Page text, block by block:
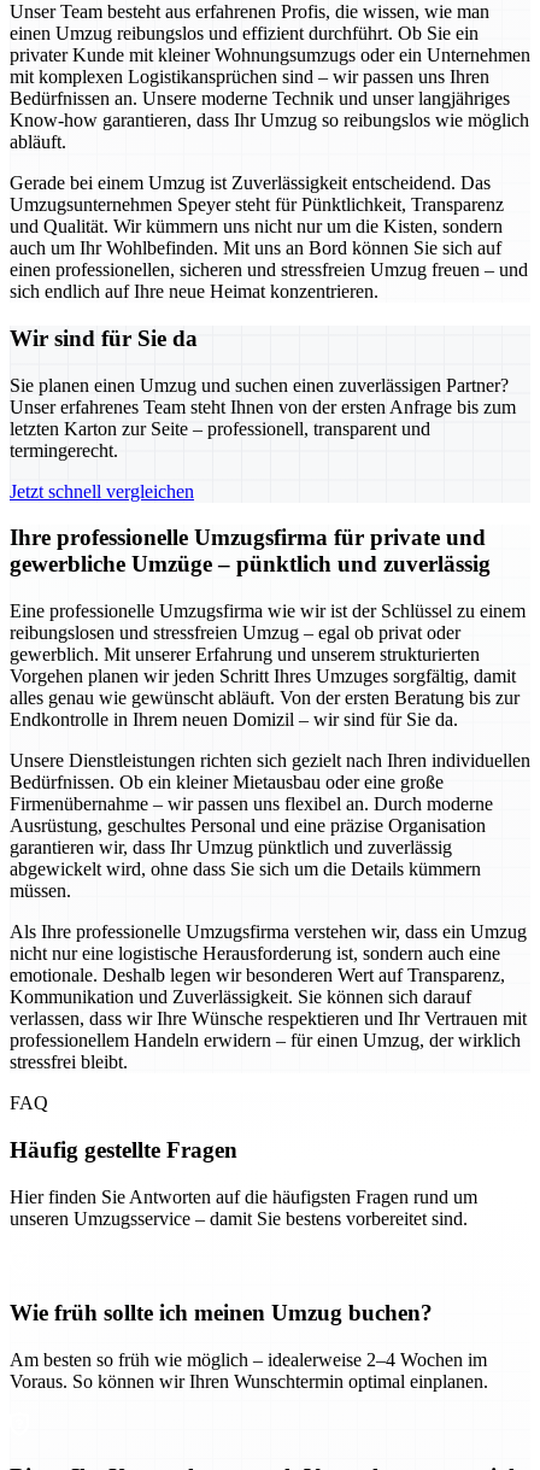
Unser Team besteht aus erfahrenen Profis, die wissen, wie man
einen Umzug reibungslos und effizient durchführt. Ob Sie ein
privater Kunde mit kleiner Wohnungsumzugs oder ein Unternehmen
mit komplexen Logistikansprüchen sind – wir passen uns Ihren
Bedürfnissen an. Unsere moderne Technik und unser langjähriges
Know-how garantieren, dass Ihr Umzug so reibungslos wie möglich
abläuft.
Gerade bei einem Umzug ist Zuverlässigkeit entscheidend. Das
Umzugsunternehmen Speyer steht für Pünktlichkeit, Transparenz
und Qualität. Wir kümmern uns nicht nur um die Kisten, sondern
auch um Ihr Wohlbefinden. Mit uns an Bord können Sie sich auf
einen professionellen, sicheren und stressfreien Umzug freuen – und
sich endlich auf Ihre neue Heimat konzentrieren.
Wir sind für Sie da
Sie planen einen Umzug und suchen einen zuverlässigen Partner?
Unser erfahrenes Team steht Ihnen von der ersten Anfrage bis zum
letzten Karton zur Seite – professionell, transparent und
termingerecht.
Jetzt schnell vergleichen
Ihre professionelle Umzugsfirma für private und
gewerbliche Umzüge – pünktlich und zuverlässig
Eine professionelle Umzugsfirma wie wir ist der Schlüssel zu einem
reibungslosen und stressfreien Umzug – egal ob privat oder
gewerblich. Mit unserer Erfahrung und unserem strukturierten
Vorgehen planen wir jeden Schritt Ihres Umzuges sorgfältig, damit
alles genau wie gewünscht abläuft. Von der ersten Beratung bis zur
Endkontrolle in Ihrem neuen Domizil – wir sind für Sie da.
Unsere Dienstleistungen richten sich gezielt nach Ihren individuellen
Bedürfnissen. Ob ein kleiner Mietausbau oder eine große
Firmenübernahme – wir passen uns flexibel an. Durch moderne
Ausrüstung, geschultes Personal und eine präzise Organisation
garantieren wir, dass Ihr Umzug pünktlich und zuverlässig
abgewickelt wird, ohne dass Sie sich um die Details kümmern
müssen.
Als Ihre professionelle Umzugsfirma verstehen wir, dass ein Umzug
nicht nur eine logistische Herausforderung ist, sondern auch eine
emotionale. Deshalb legen wir besonderen Wert auf Transparenz,
Kommunikation und Zuverlässigkeit. Sie können sich darauf
verlassen, dass wir Ihre Wünsche respektieren und Ihr Vertrauen mit
professionellem Handeln erwidern – für einen Umzug, der wirklich
stressfrei bleibt.
FAQ
Häufig gestellte Fragen
Hier finden Sie Antworten auf die häufigsten Fragen rund um
unseren Umzugsservice – damit Sie bestens vorbereitet sind.
Wie früh sollte ich meinen Umzug buchen?
Am besten so früh wie möglich – idealerweise 2–4 Wochen im
Voraus. So können wir Ihren Wunschtermin optimal einplanen.